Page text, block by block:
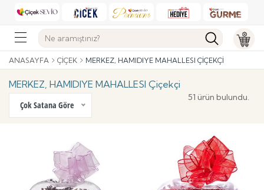
ANASAYFA ÇIÇEK MERKEZ, HAMIDIYE MAHALLESI ÇIÇEKÇI
MERKEZ, HAMIDIYE MAHALLESI Çiçekçi
Çok Satana Göre
51 ürün bulundu.